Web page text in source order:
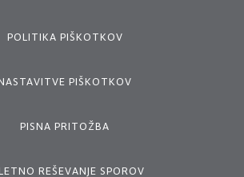
POLITIKA PIŠKOTKOV
PIŠKOTKOV
PISNA PRITOŽBA
REŠEVANJE SPOROV